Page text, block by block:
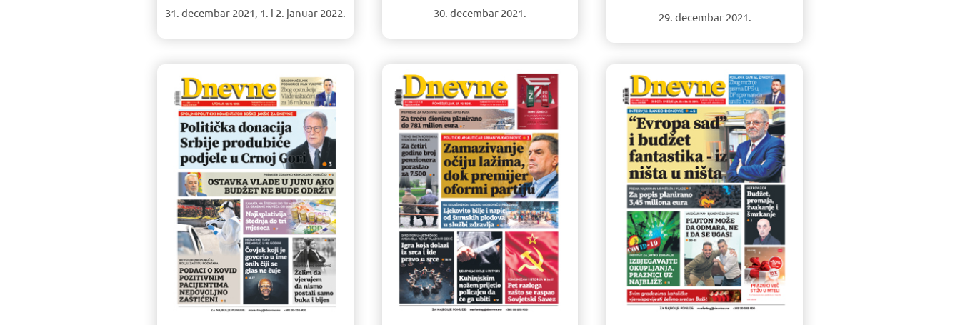
31. decembar 2021, 1. i 2. januar 2022. 30. decembar 2021. 29. decembar 2021.